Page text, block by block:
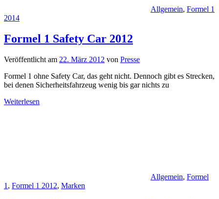
Allgemein, Formel 1
2014
Formel 1 Safety Car 2012
Veröffentlicht am 22. März 2012 von Presse
Formel 1 ohne Safety Car, das geht nicht. Dennoch gibt es Strecken,
bei denen Sicherheitsfahrzeug wenig bis gar nichts zu
Weiterlesen
Allgemein, Formel
1 , Formel 1 2012, Marken